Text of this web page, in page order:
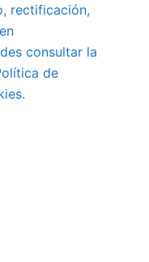
rectificación,
consultar la
de